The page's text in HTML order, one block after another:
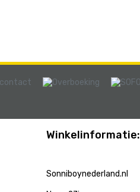
Winkelinformatie:
Sonniboynederland.nl